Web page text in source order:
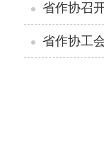
省作协召
省作协工